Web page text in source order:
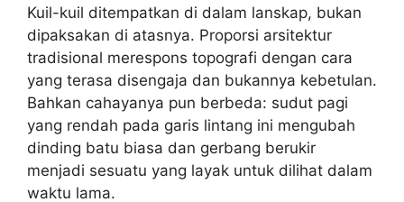
Kuil-kuil ditempatkan di dalam lanskap, bukan
dipaksakan di atasnya. Proporsi arsitektur
tradisional merespons topografi dengan cara
yang terasa disengaja dan bukannya kebetulan.
Bahkan cahayanya pun berbeda: sudut pagi
yang rendah pada garis lintang ini mengubah
dinding batu biasa dan gerbang berukir
menjadi sesuatu yang layak untuk dilihat dalam
waktu lama.